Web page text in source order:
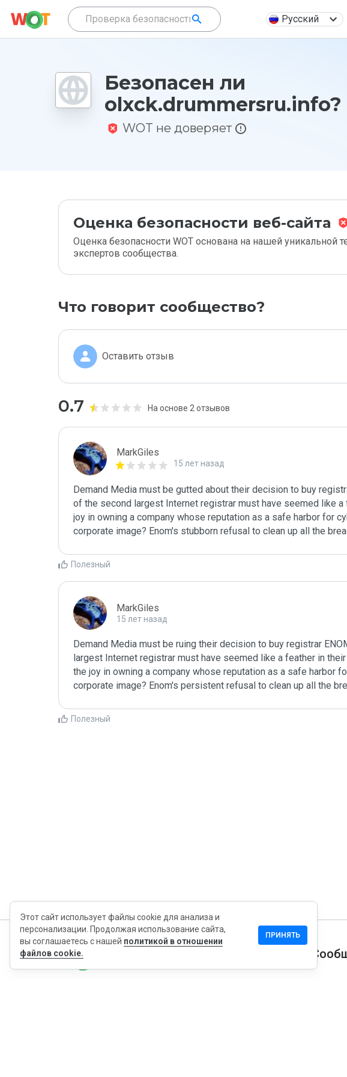
Русский
Безопасен ли
olxck.drummersru.info?
WOT не доверяет
Оценка безопасности веб-сайта
Оценка безопасности WOT основана на нашей уникальной
экспертов сообщества.
Что говорит сообщество?
Оставить отзыв
0.7 На основе 2 отзывов
MarkGiles
15 лет назад
Demand Media must be gutted about their decision to buy
of the second largest Internet registrar must have seemed like a
joy in owning a company whose reputation as a safe harbor for
corporate image? Enom's stubborn refusal to clean up all the
Полезный
MarkGiles
15 лет назад
Demand Media must be ruing their decision to buy registrar
largest Internet registrar must have seemed like a feather in
the joy in owning a company whose reputation as a safe harbor
corporate image? Enom's persistent refusal to clean up all the
Полезный
Этот сайт использует файлы cookie для анализа и
персонализации. Продолжая использование сайта,
вы соглашаетесь с нашей политикой в отношении
файлов cookie.
ПРИНЯТЬ